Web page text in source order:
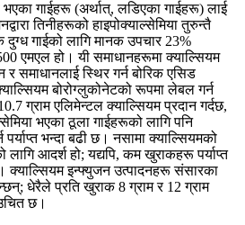
भएका गाईहरू (अर्थात्, लडिएका गाईहरू) लाई
तिनीहरूको हाइपोक्याल्सेमिया तुरुन्तै
गाईको लागि मानक उपचार 23%
एमएल हो। यी समाधानहरूमा क्याल्सियम
समाधानलाई स्थिर गर्न बोरिक एसिड
बोरोग्लुकोनेटको रूपमा लेबल गर्न
ग्राम एलिमेन्टल क्याल्सियम प्रदान गर्दछ,
भएका ठूला गाईहरूको लागि पनि
पर्याप्त भन्दा बढी छ। नसामा क्याल्सियमको
आदर्श हो; यद्यपि, कम खुराकहरू पर्याप्त
क्याल्सियम इन्फ्युजन उत्पादनहरू संसारका
धेरैले प्रति खुराक 8 ग्राम र 12 ग्राम
छ।